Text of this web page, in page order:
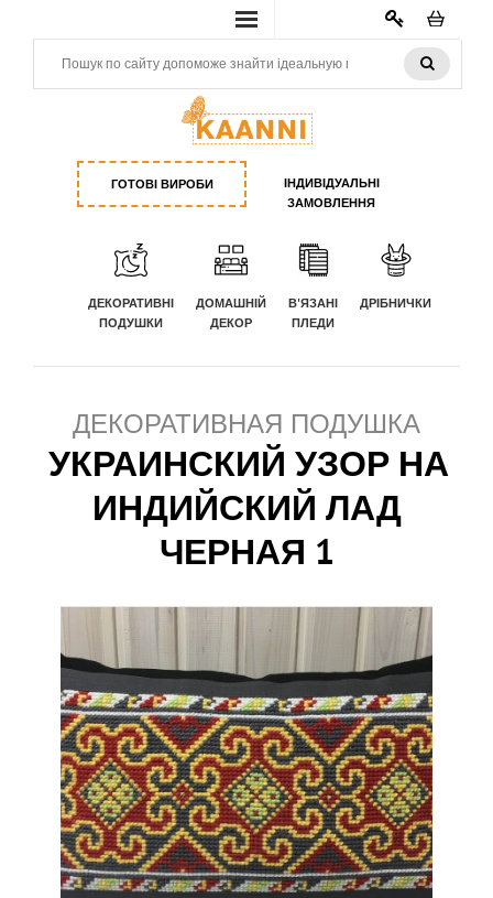
КАБИНЕТ
ГОТОВІ ВИРОБИ
ІНДИВІДУАЛЬНІ
ЗАМОВЛЕННЯ
ДЕКОРАТИВНІ
ПОДУШКИ
ДОМАШНІЙ
ДЕКОР
В'ЯЗАНІ
ПЛЕДИ
ДРІБНИЧКИ
ДЕКОРАТИВНАЯ ПОДУШКА
УКРАИНСКИЙ УЗОР НА
ИНДИЙСКИЙ ЛАД
ЧЕРНАЯ 1